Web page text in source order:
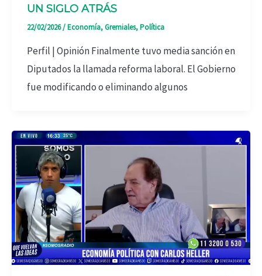
UN SIGLO ATRÁS
22/02/2026/Economía,Gremiales,Política
Perfil | Opinión Finalmente tuvo media sanción en
Diputados la llamada reforma laboral. El Gobierno
fue modificando o eliminando algunos